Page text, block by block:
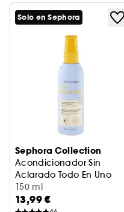
Solo en Sephora
Sephora Collection
Acondicionador Sin
Aclarado Todo En Uno
Nutrición sin aclarado
150 ml
13,99 €